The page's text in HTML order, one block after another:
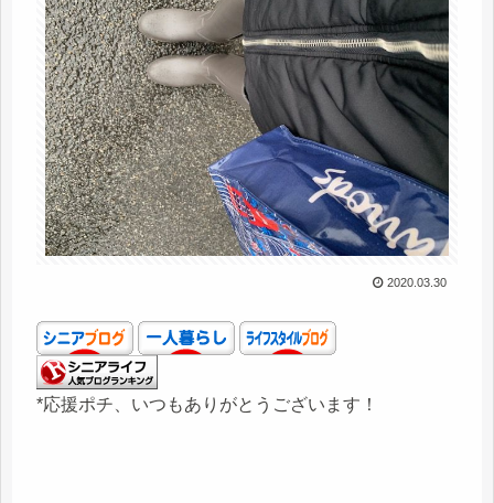
2020.03.30
*応援ポチ、いつもありがとうございます！